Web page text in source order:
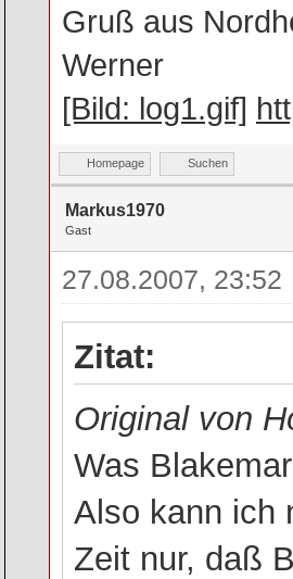
Gruß aus
Werner
[Bild: log1.gif]
Homepage Suchen
Markus1970
Gast
27.08.2007, 23:52
Zitat:
Original von
Was
Also kann ich
Zeit nur, daß